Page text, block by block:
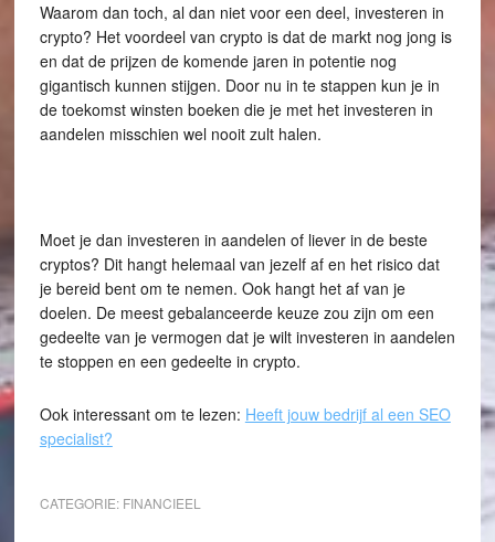
Waarom dan toch, al dan niet voor een deel, investeren in
crypto? Het voordeel van crypto is dat de markt nog jong is
en dat de prijzen de komende jaren in potentie nog
gigantisch kunnen stijgen. Door nu in te stappen kun je in
de toekomst winsten boeken die je met het investeren in
aandelen misschien wel nooit zult halen.
Moet je dan investeren in aandelen of liever in de beste
cryptos? Dit hangt helemaal van jezelf af en het risico dat
je bereid bent om te nemen. Ook hangt het af van je
doelen. De meest gebalanceerde keuze zou zijn om een
gedeelte van je vermogen dat je wilt investeren in aandelen
te stoppen en een gedeelte in crypto.
Ook interessant om te lezen: Heeft jouw bedrijf al een SEO
specialist?
CATEGORIE: FINANCIEEL